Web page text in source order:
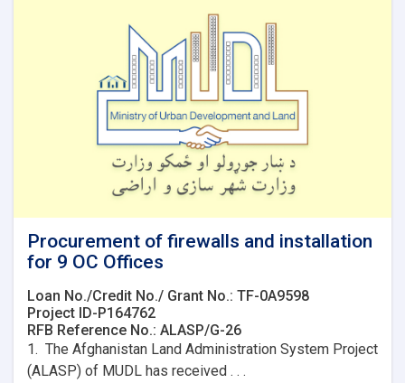
Offices.
Procurement of firewalls and installation
for 9 OC Offices
Loan No./Credit No./ Grant No.: TF-0A9598
Project ID-P164762
RFB Reference No.: ALASP/G-26
1. The Afghanistan Land Administration System Project
(ALASP) of MUDL has received . . .